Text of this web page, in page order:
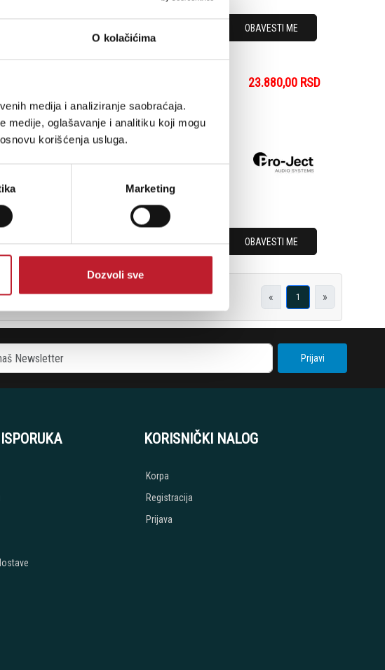
O kolačićima
medija i analiziranje saobraćaja.
medije, oglašavanje i analitiku koji mogu
korišćenja usluga.
Marketing
Dozvoli sve
OBAVESTI ME
23.880,00 RSD
OBAVESTI ME
« 1 »
Prijavi
KORISNIČKI NALOG
Korpa
Registracija
Prijava